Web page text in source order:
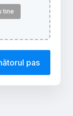
tine
pas